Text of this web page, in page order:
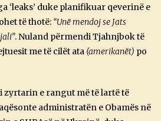
‘leaks’ duke planifikuar qeverinë e
të thotë: “Unë mendoj se Jats
. Nuland përmendi Tjahnjbok të
me të cilët ata (amerikanët) po
zyrtarin e rangut më të lartë të
administratën e Obamës në